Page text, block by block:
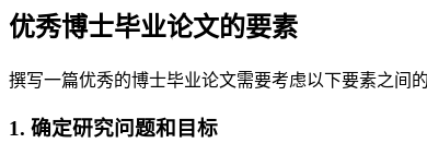
优秀博士毕业论文的要素
撰写一篇优秀的博士毕业论文需要考虑以下要素之间的
1. 确定研究问题和目标